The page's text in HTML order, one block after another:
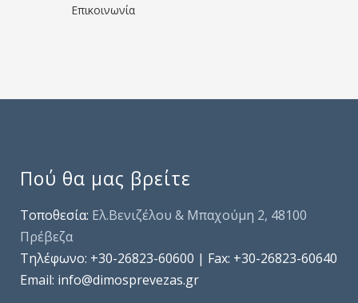
Επικοινωνία
Πού θα μας βρείτε
Τοποθεσία: Ελ.Βενιζέλου & Μπαχούμη 2, 48100
Πρέβεζα
Τηλέφωνo: +30-26823-60600 | Fax: +30-26823-60640
Email: info@dimosprevezas.gr